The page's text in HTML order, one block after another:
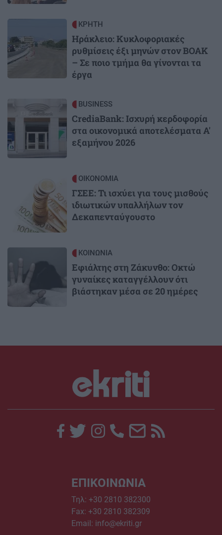
ΚΡΗΤΗ
Ηράκλειο: Κυκλοφοριακές
ρυθμίσεις έξι μηνών στον ΒΟΑΚ
– Σε ποιο τμήμα θα γίνονται τα
έργα
Image BUSINESS
CrediaBank: Ισχυρή κερδοφορία
στα οικονομικά αποτελέσματα Α'
εξαμήνου 2026
ΟΙΚΟΝΟΜΙΑ
ΓΣΕΕ: Τι ισχύει για τους μισθούς
ιδιωτικών υπαλλήλων τον
Δεκαπενταύγουστο
ΚΟΙΝΩΝΙΑ
Εφιάλτης στη Ζάκυνθο: Οκτώ
γυναίκες καταγγέλλουν ότι
βιάστηκαν μέσα σε 20 ημέρες
ΕΠΙΚΟΙΝΩΝΙΑ
Τηλ: +30 2810 382300
Fax: +30 2810 382309
Email: info@ekriti.gr